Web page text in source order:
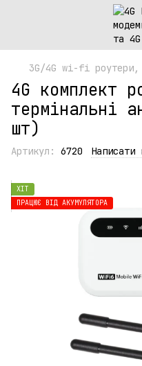
3G/4G wi-fi роутери,
4G комплект
термінальні
шт)
Артикул: 6720 Написати
ХІТ
ПРАЦЮЄ ВІД АКУМУЛЯТОРА